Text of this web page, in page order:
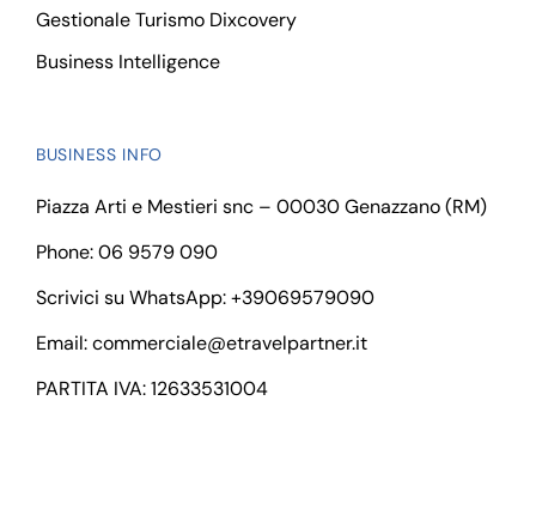
Gestionale Turismo Dixcovery
Business Intelligence
BUSINESS INFO
Piazza Arti e Mestieri snc – 00030 Genazzano (RM)
Phone: 06 9579 090
Scrivici su WhatsApp:+39069579090
Email:commerciale@etravelpartner.it
PARTITA IVA: 12633531004